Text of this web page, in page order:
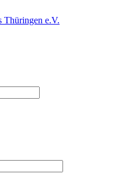
Thüringen e.V.